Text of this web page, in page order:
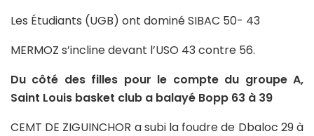
Les Étudiants (UGB) ont dominé SIBAC 50- 43
MERMOZ s’incline devant l’USO 43 contre 56.
Du côté des filles pour le compte du groupe A,
Saint Louis basket club a balayé Bopp 63 à 39
CEMT DE ZIGUINCHOR a subi la foudre de Dbaloc 29 à